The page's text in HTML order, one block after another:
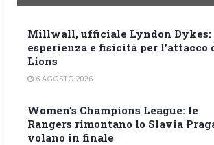
Millwall, ufficiale Lyndon Dykes:
esperienza e fisicità per l’attacco
Lions
6 AGOSTO 2026
Women’s Champions League: le
Rangers rimontano lo Slavia
volano in finale